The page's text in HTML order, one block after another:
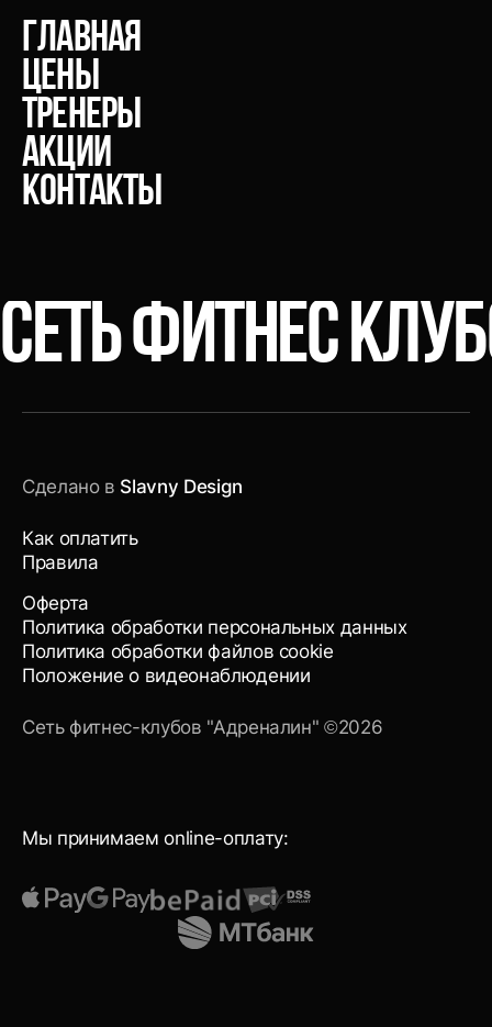
главная
Цены
тренеры
акции
Контакты
СЕТЬ ФИТНЕС
Мы принимаем online-оплату:
Сделано в Slavny Design
Как оплатить
Правила
Оферта
Политика обработки персональных данных
Политика обработки файлов cookie
Положение о видеонаблюдении
Сеть фитнес-клубов "Адреналин" ©2026